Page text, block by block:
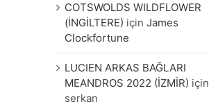
COTSWOLDS WILDFLOWER
(İNGİLTERE) içinJames
Clockfortune
LUCIEN ARKAS BAĞLARI
MEANDROS 2022 (İZMİR) için
serkan